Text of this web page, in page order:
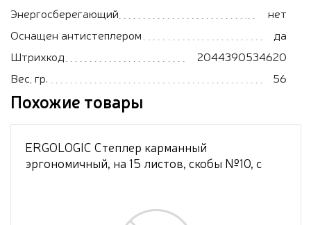
Энергосберегающий
нет
Оснащен антистеплером
да
Штрихкод
2044390534620
Вес, гр.
56
Похожие товары
ERGOLOGIC Степлер карманный
эргономичный, на 15 листов, скобы №10, с